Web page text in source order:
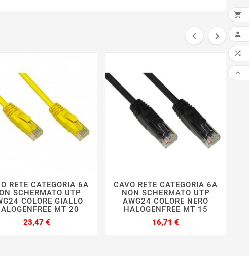
 
  
RETE CATEGORIA 6A
SCHERMATO UTP
COLORE GIALLO
MT 20
23,47 €
   
CAVO RETE CATEGORIA 6A
NON SCHERMATO UTP
AWG24 COLORE NERO
HALOGENFREE MT 15
16,71 €



